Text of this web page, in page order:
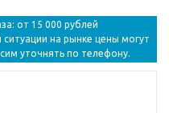
от 15 000 рублей
на рынке цены могут
уточнять по телефону.